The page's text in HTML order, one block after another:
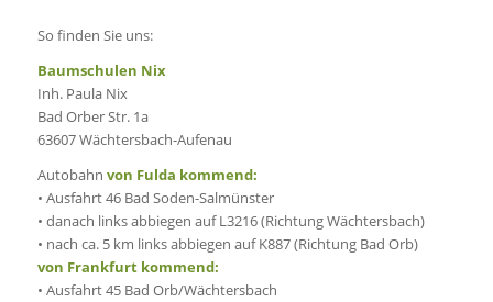
So finden Sie uns:
Baumschulen Nix
Inh. Paula Nix
Bad Orber Str. 1a
63607 Wächtersbach-Aufenau
Autobahn von Fulda kommend:
• Ausfahrt 46 Bad Soden-Salmünster
• danach links abbiegen auf L3216 (Richtung Wächtersbach)
• nach ca. 5 km links abbiegen auf K887 (Richtung Bad Orb)
von Frankfurt kommend:
• Ausfahrt 45 Bad Orb/Wächtersbach